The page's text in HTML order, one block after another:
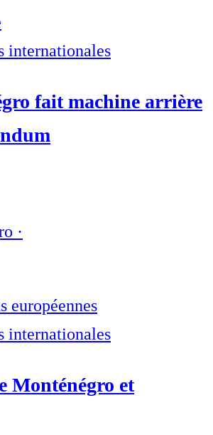
internationales
fait machine arrière
·
européennes
internationales
Monténégro et